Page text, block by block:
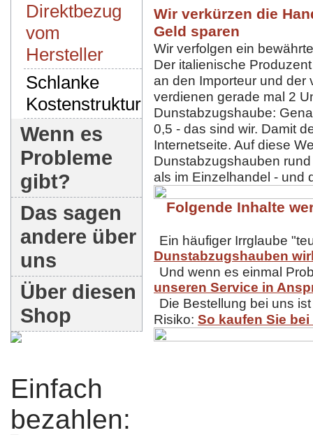
Direktbezug
vom
Hersteller
Schlanke
Kostenstruktur
Wenn es
Probleme
gibt?
Das sagen
andere über
uns
Über diesen
Shop
Einfach
bezahlen:
Wir verkürzen die
Geld sparen
Wir verfolgen ein
Der italienische
an den Importeur und der
verdienen gerade mal 2
Dunstabzugshaube:
0,5 - das sind wir. Damit
Internetseite. Auf diese
Dunstabzugshauben
als im Einzelhandel - und
Folgende Inhalte
Ein häufiger Irrglaube
Dunstabzugshauben
Und wenn es einmal
unseren Service in
Die Bestellung bei uns
Risiko: So kaufen Sie